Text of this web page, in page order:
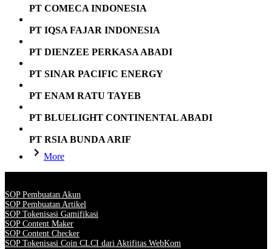
PT COMECA INDONESIA
PT IQSA FAJAR INDONESIA
PT DIENZEE PERKASA ABADI
PT SINAR PACIFIC ENERGY
PT ENAM RATU TAYEB
PT BLUELIGHT CONTINENTAL ABADI
PT RSIA BUNDA ARIF
More
SOP Pembuatan Akun
SOP Pembuatan Artikel
SOP Tokenisasi Gamifikasi
SOP Content Maker
SOP Content Checker
SOP Tokenisasi Coin CLCI dari Aktifitas WebKom